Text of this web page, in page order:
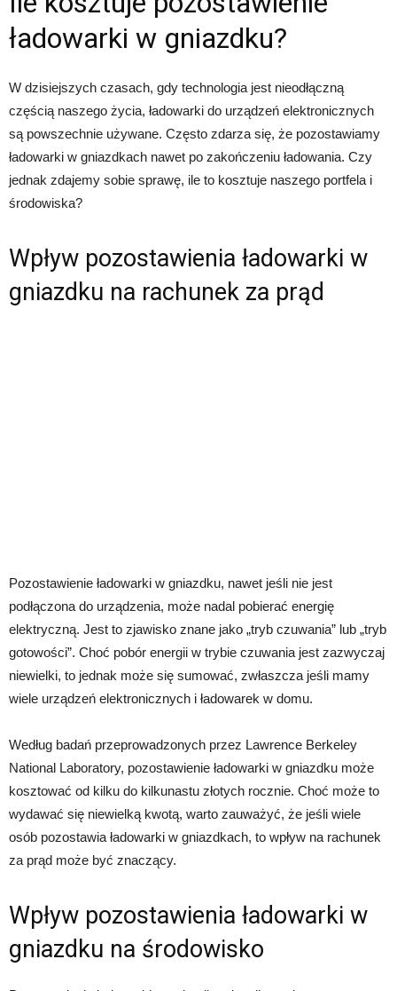
ładowarki w gniazdku?
W dzisiejszych czasach, gdy technologia jest nieodłączną
częścią naszego życia, ładowarki do urządzeń elektronicznych
są powszechnie używane. Często zdarza się, że pozostawiamy
ładowarki w gniazdkach nawet po zakończeniu ładowania. Czy
jednak zdajemy sobie sprawę, ile to kosztuje naszego portfela i
środowiska?
Wpływ pozostawienia ładowarki w
gniazdku na rachunek za prąd
Pozostawienie ładowarki w gniazdku, nawet jeśli nie jest
podłączona do urządzenia, może nadal pobierać energię
elektryczną. Jest to zjawisko znane jako „tryb czuwania” lub „tryb
gotowości”. Choć pobór energii w trybie czuwania jest zazwyczaj
niewielki, to jednak może się sumować, zwłaszcza jeśli mamy
wiele urządzeń elektronicznych i ładowarek w domu.
Według badań przeprowadzonych przez Lawrence Berkeley
National Laboratory, pozostawienie ładowarki w gniazdku może
kosztować od kilku do kilkunastu złotych rocznie. Choć może to
wydawać się niewielką kwotą, warto zauważyć, że jeśli wiele
osób pozostawia ładowarki w gniazdkach, to wpływ na rachunek
za prąd może być znaczący.
Wpływ pozostawienia ładowarki w
gniazdku na środowisko